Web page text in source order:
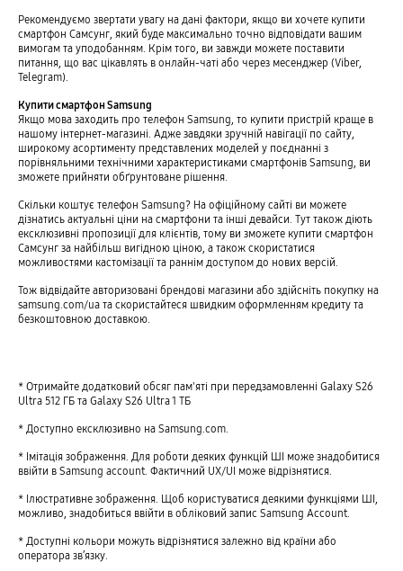
Рекомендуємо звертати увагу на дані фактори, якщо ви хочете купити
смартфон Самсунг, який буде максимально точно відповідати вашим
вимогам та уподобанням. Крім того, ви завжди можете поставити
питання, що вас цікавлять в онлайн-чаті або через месенджер (Viber,
Telegram).
Купити смартфон Samsung
Якщо мова заходить про телефон Samsung, то купити пристрій краще в
нашому інтернет-магазині. Адже завдяки зручній навігації по сайту,
широкому асортименту представлених моделей у поєднанні з
порівняльними технічними характеристиками смартфонів Samsung, ви
зможете прийняти обґрунтоване рішення.
Скільки коштує телефон Samsung? На офіційному сайті ви можете
дізнатись актуальні ціни на смартфони та інші девайси. Тут також діють
ексклюзивні пропозиції для клієнтів, тому ви зможете купити смартфон
Самсунг за найбільш вигідною ціною, а також скористатися
можливостями кастомізації та раннім доступом до нових версій.
Тож відвідайте авторизовані брендові магазини або здійсніть покупку на
samsung.com/ua та скористайтеся швидким оформленням кредиту та
безкоштовною доставкою.
* Отримайте додатковий обсяг пам'яті при передзамовленні Galaxy S26
Ultra 512 ГБ та Galaxy S26 Ultra 1 ТБ
* Доступно ексклюзивно на Samsung.com.
* Імітація зображення. Для роботи деяких функцій ШІ може знадобитися
ввійти в Samsung account. Фактичний UX/UI може відрізнятися.
* Ілюстративне зображення. Щоб користуватися деякими функціями ШІ,
можливо, знадобиться ввійти в обліковий запис Samsung Account.
* Доступні кольори можуть відрізнятися залежно від країни або
оператора зв’язку.